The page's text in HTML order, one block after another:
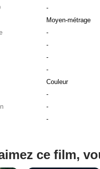
-
Moyen-métrage
-
-
-
-
Couleur
-
-
-
ce film,